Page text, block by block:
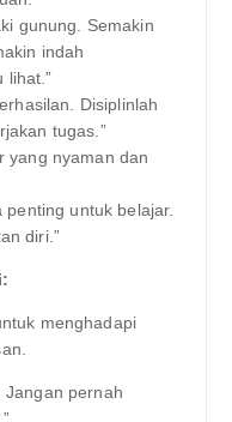
gunung. Semakin
indah
lihat.”
Disiplinlah
tugas.”
yang nyaman dan
untuk belajar.
diri.”
menghadapi
Jangan pernah